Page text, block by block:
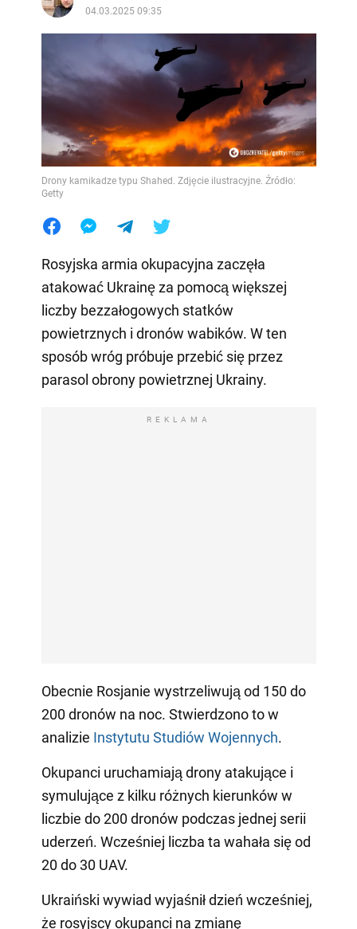
04.03.2025 09:35
Drony kamikadze typu Shahed. Zdjęcie ilustracyjne. Źródło:
Getty
Rosyjska armia okupacyjna zaczęła
atakować Ukrainę za pomocą większej
liczby bezzałogowych statków
powietrznych i dronów wabików. W ten
sposób wróg próbuje przebić się przez
parasol obrony powietrznej Ukrainy.
REKLAMA
Obecnie Rosjanie wystrzeliwują od 150 do
200 dronów na noc. Stwierdzono to w
analizie Instytutu Studiów Wojennych.
Okupanci uruchamiają drony atakujące i
symulujące z kilku różnych kierunków w
liczbie do 200 dronów podczas jednej serii
uderzeń. Wcześniej liczba ta wahała się od
20 do 30 UAV.
Ukraiński wywiad wyjaśnił dzień wcześniej,
że rosyjscy okupanci na zmianę